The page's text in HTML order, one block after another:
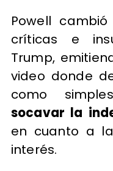
Powell
críticas e
Trump,
video donde
como
socavar la
en cuanto a
interés.